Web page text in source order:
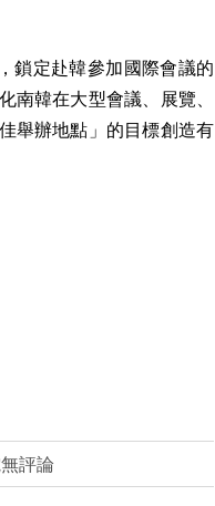
鎖定赴韓參加國際會議的
韓在大型會議、展覽、
舉辦地點」的目標創造有
評論